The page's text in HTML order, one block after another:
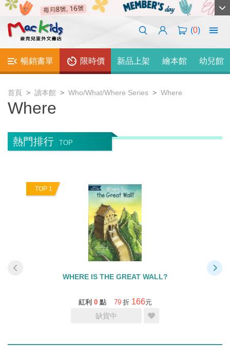
(0)
暢銷書單 限時價 新品上架 繪本館 幼兒館
首頁 讀本館 Who/What/Where Series Where
Where
熱門排行 TOP
TOP 1
WHERE IS THE GREAT WALL?
紅利 0 點 79 折 166元
缺貨中